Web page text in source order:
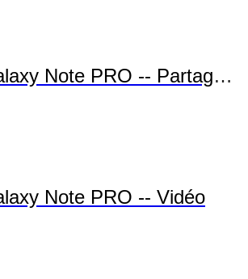
Note PRO -- Partage
Note PRO -- Vidéo